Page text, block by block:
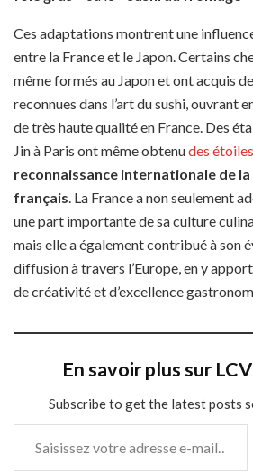
Ces adaptations montrent une
entre la France et le Japon. Certains
même formés au Japon et ont acquis
reconnues dans l’art du sushi, ouvrant
de très haute qualité en France. Des
Jin à Paris ont même obtenudes
reconnaissance internationale de
français . La France a non seulement
une part importante de sa culture
mais elle a également contribué à son
diffusion à travers l’Europe, en y
de créativité et d’excellence
En savoir plus sur
Subscribe to get the latest posts
Saisissez votre adresse e-mail…